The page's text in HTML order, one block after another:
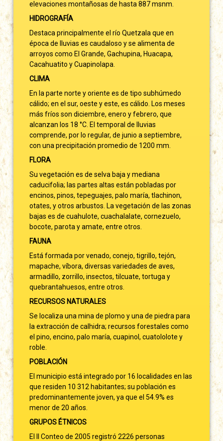
elevaciones montañosas de hasta 887 msnm.
HIDROGRAFÍA
Destaca principalmente el río Quetzala que en
época de lluvias es caudaloso y se alimenta de
arroyos como El Grande, Gachupina, Huacapa,
Cacahuatito y Cuapinolapa.
CLIMA
En la parte norte y oriente es de tipo subhúmedo
cálido; en el sur, oeste y este, es cálido. Los meses
más fríos son diciembre, enero y febrero, que
alcanzan los 18 °C. El temporal de lluvias
comprende, por lo regular, de junio a septiembre,
con una precipitación promedio de 1200 mm.
FLORA
Su vegetación es de selva baja y mediana
caducifolia; las partes altas están pobladas por
encinos, pinos, tepeguajes, palo maría, tlachinon,
otates, y otros arbustos. La vegetación de las zonas
bajas es de cuahulote, cuachalalate, cornezuelo,
bocote, parota y amate, entre otros.
FAUNA
Está formada por venado, conejo, tigrillo, tejón,
mapache, víbora, diversas variedades de aves,
armadillo, zorrillo, insectos, tilcuate, tortuga y
quebrantahuesos, entre otros.
RECURSOS NATURALES
Se localiza una mina de plomo y una de piedra para
la extracción de calhidra; recursos forestales como
el pino, encino, palo maría, cuapinol, cuatololote y
roble.
POBLACIÓN
El municipio está integrado por 16 localidades en las
que residen 10 312 habitantes; su población es
predominantemente joven, ya que el 54.9% es
menor de 20 años.
GRUPOS ÉTNICOS
El II Conteo de 2005 registró 2226 personas